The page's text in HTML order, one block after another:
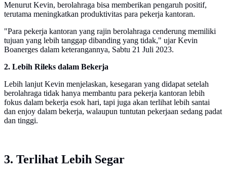
Menurut Kevin, berolahraga bisa memberikan pengaruh positif,
terutama meningkatkan produktivitas para pekerja kantoran.
"Para pekerja kantoran yang rajin berolahraga cenderung memiliki
tujuan yang lebih tanggap dibanding yang tidak," ujar Kevin
Boanerges dalam keterangannya, Sabtu 21 Juli 2023.
2. Lebih Rileks dalam Bekerja
Lebih lanjut Kevin menjelaskan, kesegaran yang didapat setelah
berolahraga tidak hanya membantu para pekerja kantoran lebih
fokus dalam bekerja esok hari, tapi juga akan terlihat lebih santai
dan enjoy dalam bekerja, walaupun tuntutan pekerjaan sedang padat
dan tinggi.
3. Terlihat Lebih Segar